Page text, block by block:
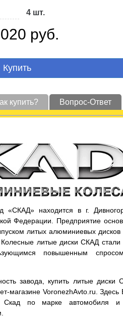
4 шт.
руб.
купить? Вопрос-Ответ
«СКАД» находится в г.
Федерации. Предприятие
литых алюминиевых дисков
литые диски СКАД стали
повышенным
завода, купить литые диски
магазине VoronezhAvto.ru. Здесь
Скад по марке автомобиля